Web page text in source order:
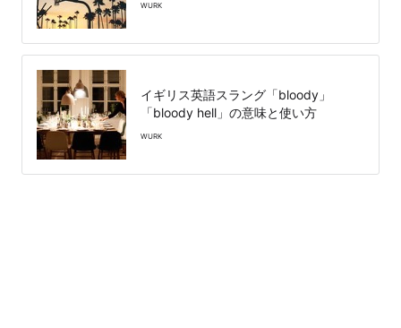
WURK
イギリス英語スラング「bloody」
「bloody hell」の意味と使い方
WURK